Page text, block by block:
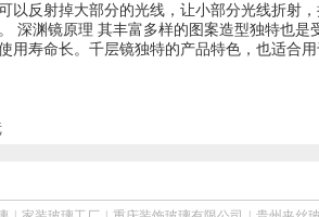
以反射掉大部分的光线，让小部分光线折射
深渊镜原理 其丰富多样的图案造型独特也
用寿命长。千层镜独特的产品特色，也适合